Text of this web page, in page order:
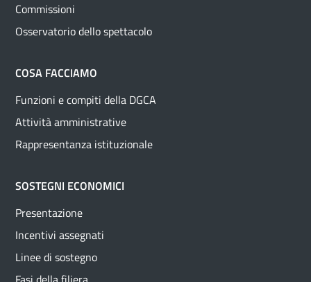
Commissioni
Osservatorio dello spettacolo
COSA FACCIAMO
Funzioni e compiti della DGCA
Attività amministrative
Rappresentanza istituzionale
SOSTEGNI ECONOMICI
Presentazione
Incentivi assegnati
Linee di sostegno